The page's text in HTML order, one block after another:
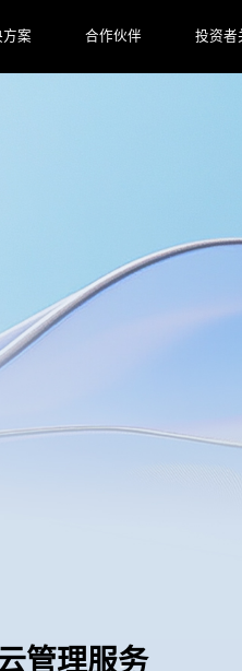
案 合作伙伴 投资者
管理服务